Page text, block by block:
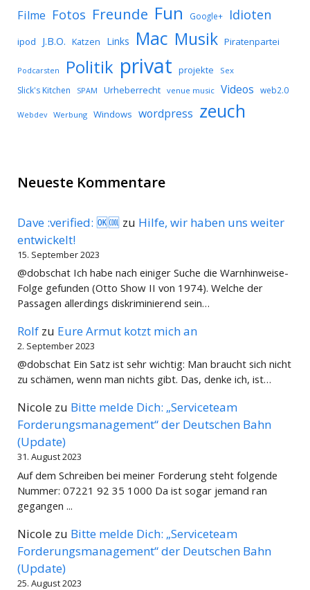
Filme Fotos Freunde Fun Google+ Idioten
ipod J.B.O. Katzen Links Mac Musik Piratenpartei
Podcarsten Politik privat projekte Sex
Slick's Kitchen SPAM Urheberrecht venue music Videos web2.0
Webdev Werbung Windows wordpress zeuch
Neueste Kommentare
Dave :verified: 🆗🆒 zu Hilfe, wir haben uns weiter
entwickelt!
15. September 2023
@dobschat Ich habe nach einiger Suche die Warnhinweise-
Folge gefunden (Otto Show II von 1974). Welche der
Passagen allerdings diskriminierend sein…
Rolf zu Eure Armut kotzt mich an
2. September 2023
@dobschat Ein Satz ist sehr wichtig: Man braucht sich nicht
zu schämen, wenn man nichts gibt. Das, denke ich, ist…
Nicole zu Bitte melde Dich: „Serviceteam
Forderungsmanagement“ der Deutschen Bahn
(Update)
31. August 2023
Auf dem Schreiben bei meiner Forderung steht folgende
Nummer: 07221 92 35 1000 Da ist sogar jemand ran
gegangen ...
Nicole zu Bitte melde Dich: „Serviceteam
Forderungsmanagement“ der Deutschen Bahn
(Update)
25. August 2023